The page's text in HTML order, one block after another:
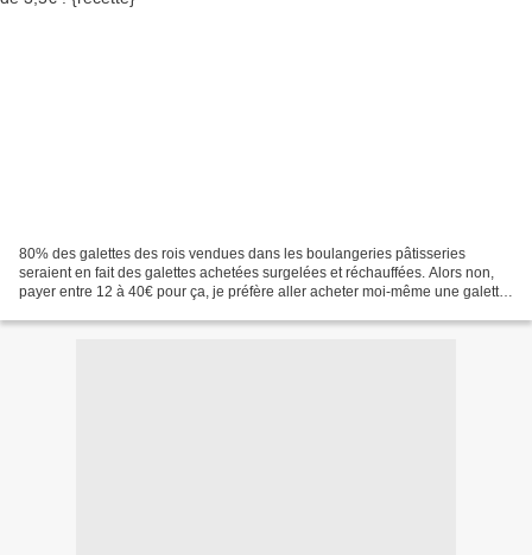
80% des galettes des rois vendues dans les boulangeries pâtisseries
seraient en fait des galettes achetées surgelées et réchauffées. Alors non,
payer entre 12 à 40€ pour ça, je préfère aller acheter moi-même une galette